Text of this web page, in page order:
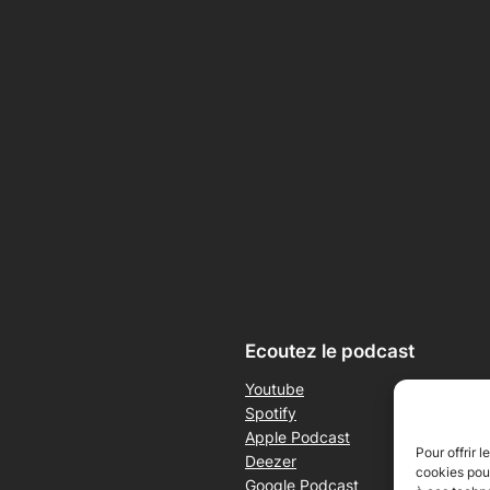
Pour offrir
cookies
Ecoutez le podcast
Youtube
Spotify
Apple Podcast
Deezer
Google Podcast